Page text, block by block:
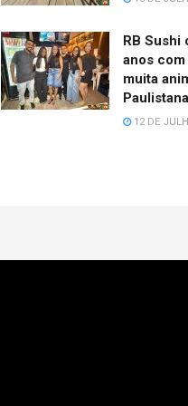
RB Sushi
anos
muita
Paulistana
12 DE